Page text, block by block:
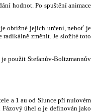
hodnot. Po spuštění animace
je obtížné jejich určení, neboť je
radikálně změnit. Je složité toto
použit Stefanův-Boltzmannův
a 1 au od Slunce při nulovém
Fázový úhelα je definován jako